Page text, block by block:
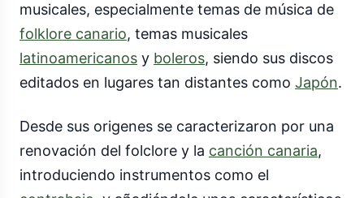
musicales, especialmente temas de música de
folklore canario, temas musicales
latinoamericanos y boleros, siendo sus discos
editados en lugares tan distantes como Japón.
Desde sus origenes se caracterizaron por una
renovación del folclore y la canción canaria,
introduciendo instrumentos como el